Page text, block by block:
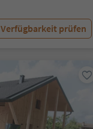
Verfügbarkeit prüfen